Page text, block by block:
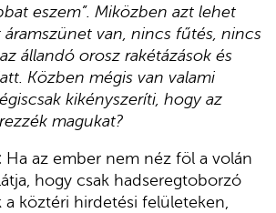
eszem”. Miközben azt lehet
van, nincs fűtés, nincs
állandó orosz rakétázások és
Közben mégis van valami
kikényszeríti, hogy az
magukat?
Ha az ember nem néz föl a volán
hogy csak hadseregtoborzó
a köztéri hirdetési felületeken,